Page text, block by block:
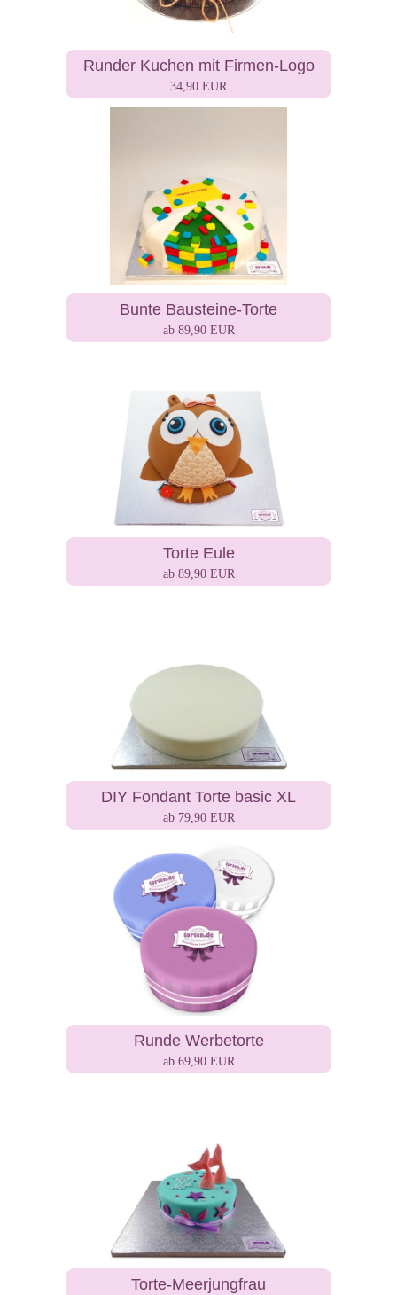
Runder Kuchen mit Firmen-Logo
34,90 EUR
Bunte Bausteine-Torte
ab 89,90 EUR
Torte Eule
ab 89,90 EUR
DIY Fondant Torte basic XL
ab 79,90 EUR
Runde Werbetorte
ab 69,90 EUR
Torte-Meerjungfrau